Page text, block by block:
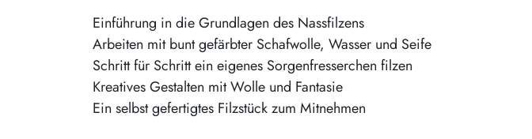
Einführung in die Grundlagen des Nassfilzens
Arbeiten mit bunt gefärbter Schafwolle, Wasser und Seife
Schritt für Schritt ein eigenes Sorgenfresserchen filzen
Kreatives Gestalten mit Wolle und Fantasie
Ein selbst gefertigtes Filzstück zum Mitnehmen